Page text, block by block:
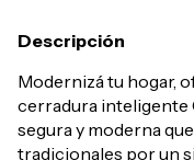
Descripción
Modernizá tu hogar,
cerradura inteligente
segura y moderna
tradicionales por un